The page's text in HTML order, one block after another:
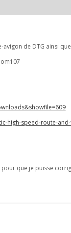
avigon de DTG ainsi que
high-speed-route-
que je puisse